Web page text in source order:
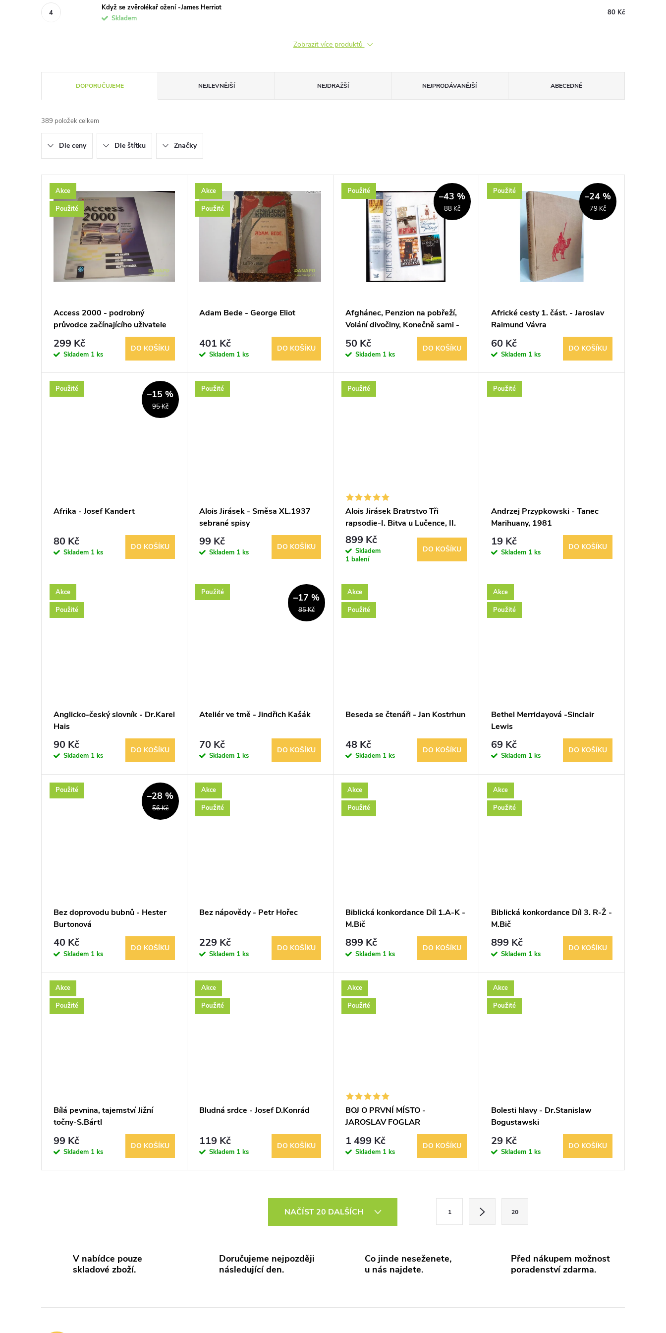
Když se zvěrolékař ožení -James Herriot
Skladem
80 Kč
Zobrazit více produktů
a
z
e
n
t
ů
DOPORUČUJEME NEJLEVNĚJŠÍ NEJDRAŽŠÍ NEJPRODÁVANĚJŠÍ ABECEDNĚ
389 položek celkem
Dle ceny Dle štítku Značky
V
ý
d
Akce
Použité
Access 2000 - podrobný
průvodce začínajícího uživatele
299 Kč
Skladem 1 ks
DO KOŠÍKU
Akce
Použité
Adam Bede - George Eliot
401 Kč
Skladem 1 ks
DO KOŠÍKU
Použité
88 Kč
–43 %
Afghánec, Penzion na pobřeží,
Volání divočiny, Konečně sami -
Frederick Forsyth, Patricia
MacDonaldová, Stephanie
Gertlerová, Guy Grieve
50 Kč
Skladem 1 ks
DO KOŠÍKU
Použité
79 Kč
–24 %
Africké cesty 1. část. - Jaroslav
Raimund Vávra
60 Kč
Skladem 1 ks
DO KOŠÍKU
Použité
95 Kč
–15 %
Afrika - Josef Kandert
80 Kč
Skladem 1 ks
DO KOŠÍKU
Použité
Alois Jirásek - Směsa XL.1937
sebrané spisy
99 Kč
Skladem 1 ks
DO KOŠÍKU
Použité
Alois Jirásek Bratrstvo Tři
rapsodie-I. Bitva u Lučence, II.
Mária, III. Žebráci
899 Kč
Skladem
1 balení
DO KOŠÍKU
Použité
Andrzej Przypkowski - Tanec
Marihuany, 1981
19 Kč
Skladem 1 ks
DO KOŠÍKU
Akce
Použité
Anglicko-český slovník - Dr.Karel
Hais
90 Kč
Skladem 1 ks
DO KOŠÍKU
Použité
85 Kč
–17 %
Ateliér ve tmě - Jindřich Kašák
70 Kč
Skladem 1 ks
DO KOŠÍKU
Akce
Použité
Beseda se čtenáři - Jan Kostrhun
48 Kč
Skladem 1 ks
DO KOŠÍKU
Akce
Použité
Bethel Merridayová -Sinclair
Lewis
69 Kč
Skladem 1 ks
DO KOŠÍKU
Použité
56 Kč
–28 %
Bez doprovodu bubnů - Hester
Burtonová
40 Kč
Skladem 1 ks
DO KOŠÍKU
Akce
Použité
Bez nápovědy - Petr Hořec
229 Kč
Skladem 1 ks
DO KOŠÍKU
Akce
Použité
Biblická konkordance Díl 1.A-K -
M.Bič
899 Kč
Skladem 1 ks
DO KOŠÍKU
Akce
Použité
Biblická konkordance Díl 3. R-Ž -
M.Bič
899 Kč
Skladem 1 ks
DO KOŠÍKU
Akce
Použité
Bílá pevnina, tajemství Jižní
točny-S.Bártl
99 Kč
Skladem 1 ks
DO KOŠÍKU
Akce
Použité
Bludná srdce - Josef D.Konrád
119 Kč
Skladem 1 ks
DO KOŠÍKU
Akce
Použité
BOJ O PRVNÍ MÍSTO -
JAROSLAV FOGLAR
1 499 Kč
Skladem 1 ks
DO KOŠÍKU
Akce
Použité
Bolesti hlavy - Dr.Stanislaw
Bogustawski
29 Kč
Skladem 1 ks
DO KOŠÍKU
a
NAČÍST 20 DALŠÍCH
á
1 20
V nabídce pouze
skladové zboží.
Doručujeme nejpozději
následující den.
Co jinde neseženete,
u nás najdete.
Před nákupem možnost
poradenství zdarma.